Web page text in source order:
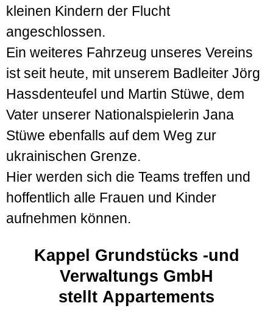
kleinen Kindern der Flucht
angeschlossen.
Ein weiteres Fahrzeug unseres Vereins
ist seit heute, mit unserem Badleiter Jörg
Hassdenteufel und Martin Stüwe, dem
Vater unserer Nationalspielerin Jana
Stüwe ebenfalls auf dem Weg zur
ukrainischen Grenze.
Hier werden sich die Teams treffen und
hoffentlich alle Frauen und Kinder
aufnehmen können.
Kappel Grundstücks -und
Verwaltungs GmbH
stellt Appartements